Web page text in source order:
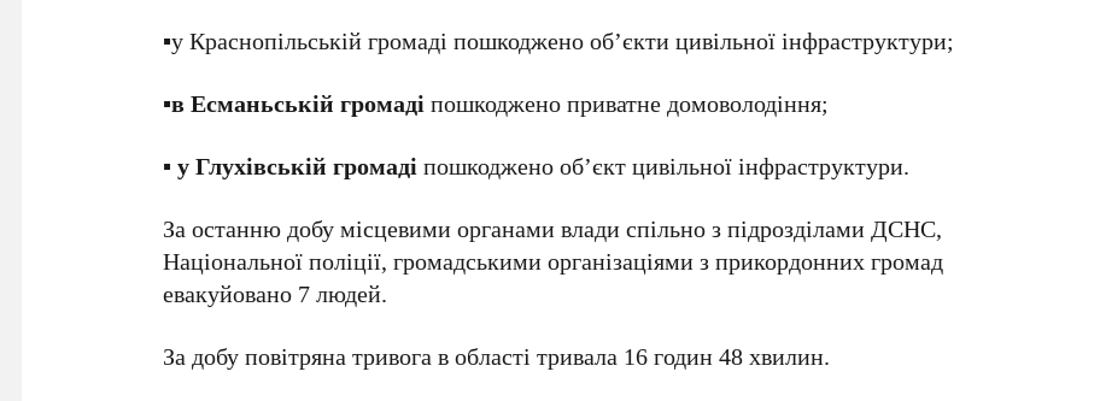
▪️у Краснопільській громаді пошкоджено об’єкти цивільної інфраструктури;
▪️в Есманьській громадіпошкоджено приватне домоволодіння;
▪️ у Глухівській громадіпошкоджено об’єкт цивільної інфраструктури.
За останню добу місцевими органами влади спільно з підрозділами ДСНС,
Національної поліції, громадськими організаціями з прикордонних громад
евакуйовано 7 людей.
За добу повітряна тривога в області тривала 16 годин 48 хвилин.